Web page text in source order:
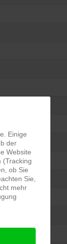
Einige
der
Website
(Tracking
ob Sie
Sie,
mehr